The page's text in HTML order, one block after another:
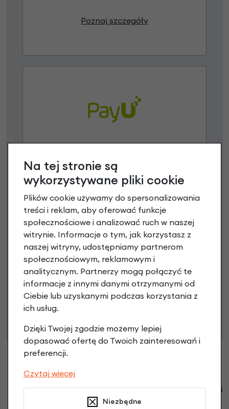
Poznaj szczegóły
3 miesiące nie płacisz
Raty do 60 miesięcy
Poznaj szczegóły
Niniejsza propozycja nie stanowi oferty w rozumieniu art.
66 Kodeksu Cywilnego. Ostateczna decyzja o warunkach
i przyznaniu kredytu zostanie podjęta po ocenie
Klienci zadali następujące pytania o ten
produkt
Na tej stronie są
wykorzystywane pliki cookie
Plików cookie używamy do spersonalizowania
treści i reklam, aby oferować funkcje
społecznościowe i analizować ruch w naszej
witrynie. Informacje o tym, jak korzystasz z
naszej witryny, udostępniamy partnerom
społecznościowym, reklamowym i
analitycznym. Partnerzy mogą połączyć te
informacje z innymi danymi otrzymanymi od
Ciebie lub uzyskanymi podczas korzystania z
ich usług.
Dzięki Twojej zgodzie możemy lepiej
dopasować ofertę do Twoich zainteresowań i
preferencji.
Czytaj więcej
Niezbędne